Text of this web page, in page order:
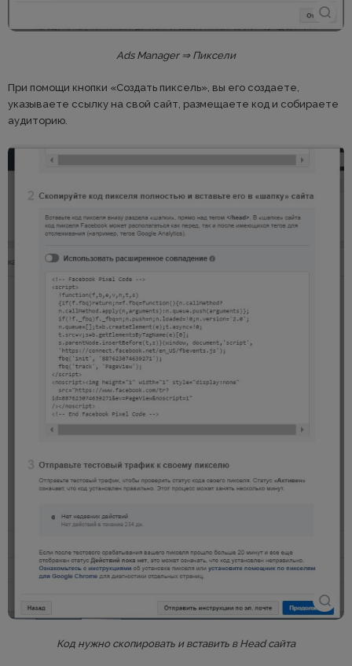
Ads Manager ⇒ Пиксели
При помощи кнопки «Создать пиксель», вы его создаете,
указываете ссылку на свой сайт, размещаете код и собираете
аудиторию.
Код нужно скопировать и вставить в Head сайта